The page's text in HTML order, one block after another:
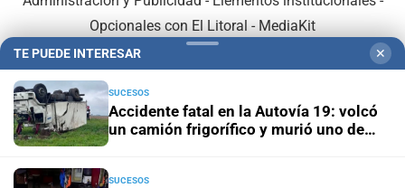
Opcionales con El Litoral - MediaKit
TE PUEDE INTERESAR ✕
SUCESOS
Accidente fatal en la Autovía 19: volcó
un camión frigorífico y murió uno de
SUCESOS